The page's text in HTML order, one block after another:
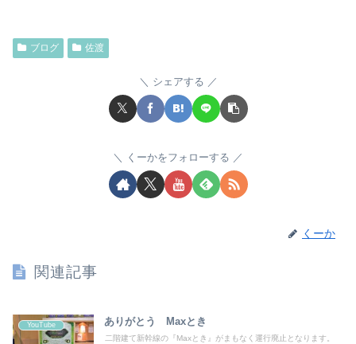
ブログ 佐渡
シェアする
くーかをフォローする
くーか
関連記事
YouTube ありがとう Maxとき
二階建て新幹線の『Maxとき』がまもなく運行廃止となります。